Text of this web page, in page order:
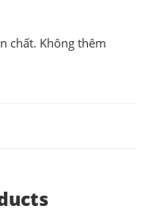
chất. Không thêm